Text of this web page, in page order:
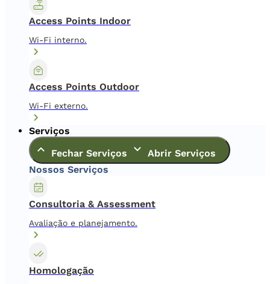
Access Points Indoor
Wi-Fi interno.
Access Points Outdoor
Wi-Fi externo.
Serviços
Fechar Serviços
Abrir Serviços
Nossos Serviços
Consultoria & Assessment
Avaliação e planejamento.
Homologação